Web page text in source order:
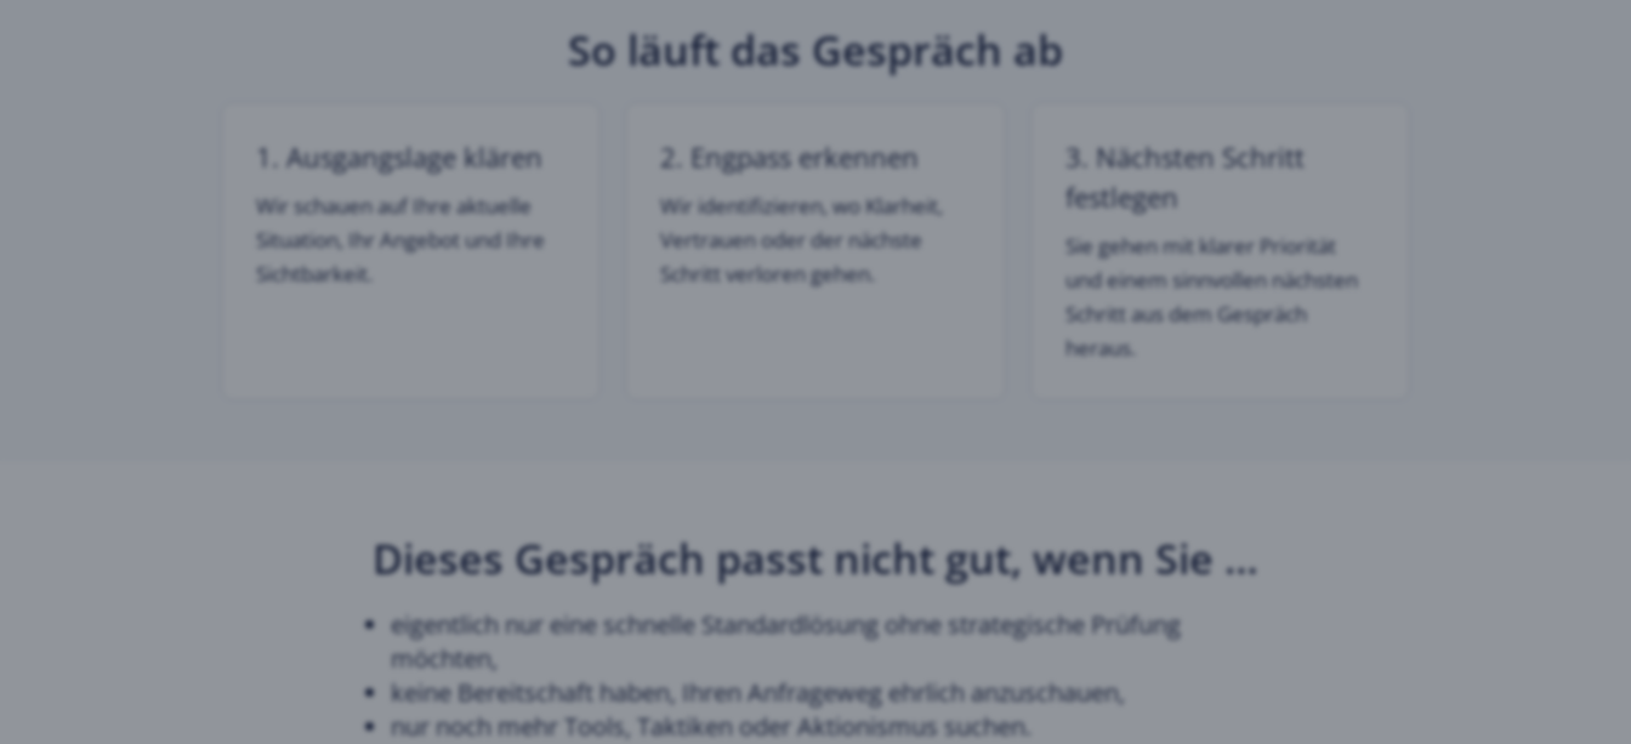
So läuft das Gespräch ab
1. Ausgangslage klären
Wir schauen auf Ihre aktuelle
Situation, Ihr Angebot und Ihre
Sichtbarkeit.
2. Engpass erkennen
Wir identifizieren, wo Klarheit,
Vertrauen oder der nächste
Schritt verloren gehen.
3. Nächsten Schritt
festlegen
Sie gehen mit klarer Priorität
und einem sinnvollen nächsten
Schritt aus dem Gespräch
heraus.
Dieses Gespräch passt nicht gut, wenn Sie …
eigentlich nur eine schnelle Standardlösung ohne strategische Prüfung
möchten,
keine Bereitschaft haben, Ihren Anfrageweg ehrlich anzuschauen,
nur noch mehr Tools, Taktiken oder Aktionismus suchen.